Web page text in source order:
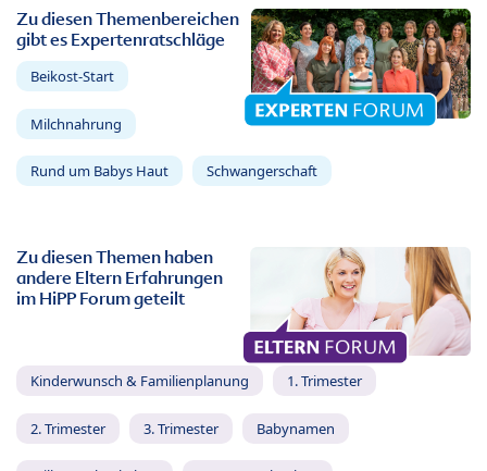
Zu diesen Themenbereichen
gibt es Expertenratschläge
Beikost-Start
Milchnahrung
Rund um Babys Haut Schwangerschaft
Zu diesen Themen haben
andere Eltern Erfahrungen
im HiPP Forum geteilt
Kinderwunsch & Familienplanung 1. Trimester
2. Trimester 3. Trimester Babynamen